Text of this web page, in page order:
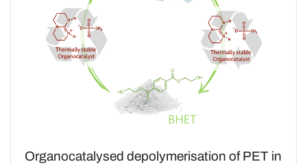
Organocatalysed depolymerisation of PET in